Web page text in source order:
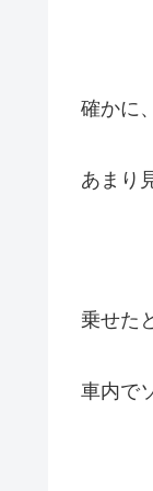
確かに
あまり
乗せた
車内で